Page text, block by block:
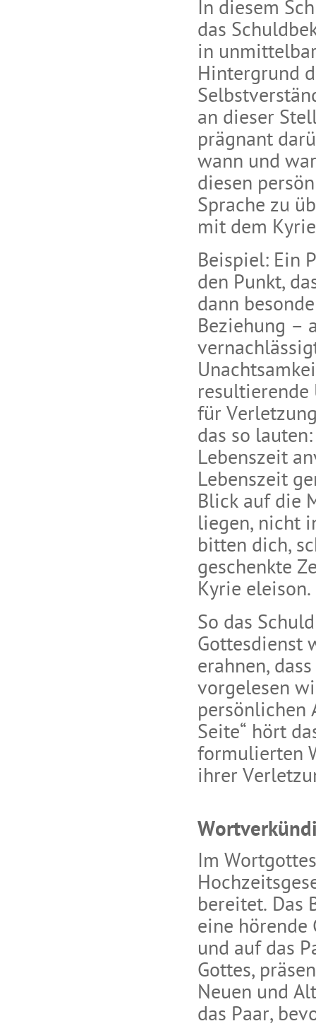
In diesem
das
in
Hintergrund
an dieser
prägnant
wann und
diesen
Sprache zu
mit dem
Beispiel: Ein
den Punkt,
dann
Beziehung –
resultierende
für
das so
Lebenszeit
Lebenszeit
Blick auf die
liegen, nicht
bitten dich,
geschenkte
Kyrie eleison.
So das
Gottesdienst
erahnen,
vorgelesen
persönlichen
Seite“ hört
formulierten
ihrer
Im
bereitet. Das
eine hörende
und auf das
Gottes,
Neuen und
das Paar,